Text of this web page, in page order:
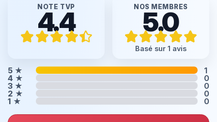
NOTE TVP
4.4 NOS MEMBRES
5.0
Basé sur 1 avis
5 ★
1
4 ★
0
3 ★
0
2 ★
0
1 ★ 0